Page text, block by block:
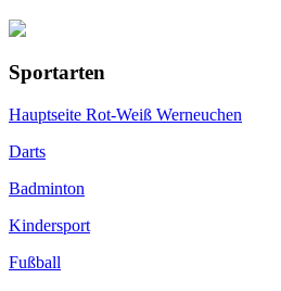
Sportarten
Hauptseite Rot-Weiß Werneuchen
Darts
Badminton
Kindersport
Fußball